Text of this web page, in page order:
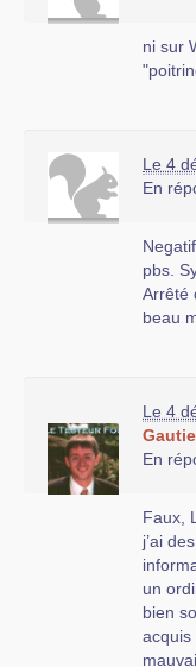
ni sur
Le 4
En
pbs.
Arrêté
beau
Le 4
En
Faux,
j’ai
un
bien
acquis